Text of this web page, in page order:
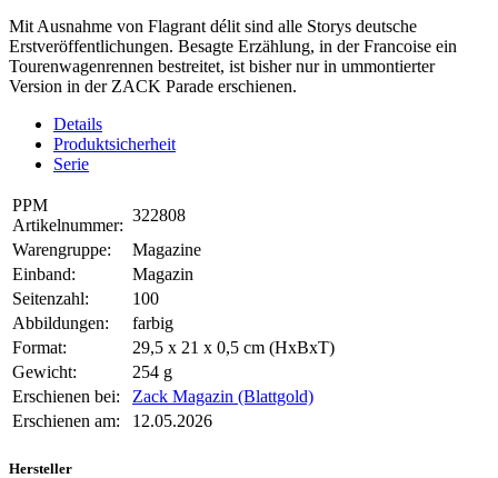
Mit Ausnahme von Flagrant délit sind alle Storys deutsche
Erstveröffentlichungen. Besagte Erzählung, in der Francoise ein
Tourenwagenrennen bestreitet, ist bisher nur in ummontierter
Version in der ZACK Parade erschienen.
Details
Produktsicherheit
Serie
PPM
Artikelnummer:
322808
Warengruppe:
Magazine
Einband:
Magazin
Seitenzahl:
100
Abbildungen:
farbig
Format:
29,5 x 21 x 0,5 cm (HxBxT)
Gewicht:
254 g
Erschienen bei:
Zack Magazin (Blattgold)
Erschienen am:
12.05.2026
Hersteller